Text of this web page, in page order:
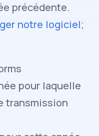
précédente.
notre logiciel;
pour laquelle
transmission